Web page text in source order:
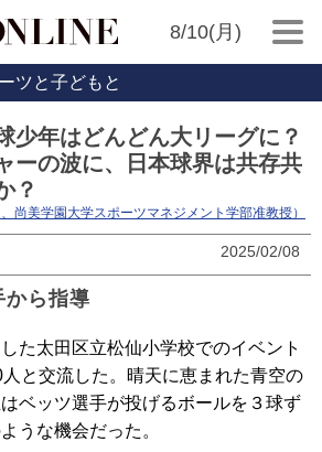
8/10(月)
ツと子どもと
少年はどんどん大リーグに？
ーの波に、日本球界は共存共
？
尚美学園大学スポーツマネジメント学部准教授）
2025/02/08
から指導
た太田区立松仙小学校でのイベント
と交流した。晴天に恵まれた青空の
ベッツ選手が投げるボールを３球ず
うな機会だった。